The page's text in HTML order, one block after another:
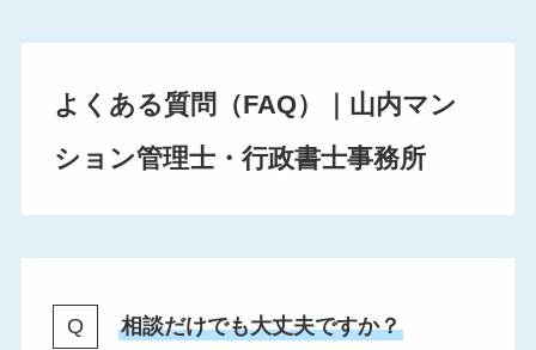
よくある質問（FAQ）｜山内マン
ション管理士・行政書士事務所
相談だけでも大丈夫ですか？